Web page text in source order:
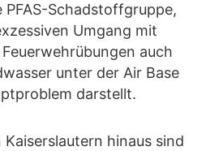
PFAS-Schadstoffgruppe,
Umgang mit
auch
unter der Air Base
darstellt.
hinaus sind